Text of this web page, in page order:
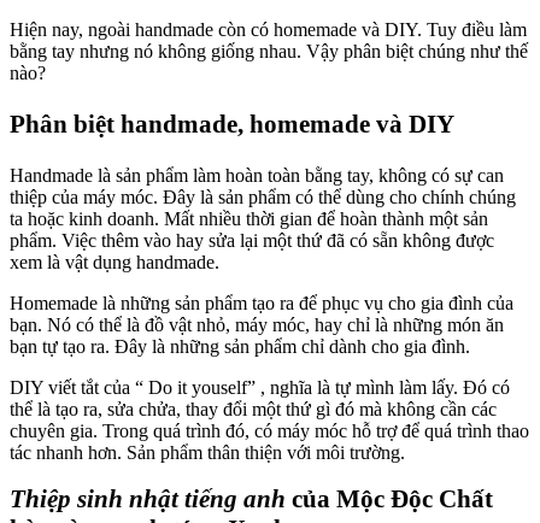
Hiện nay, ngoài handmade còn có homemade và DIY. Tuy điều làm
bằng tay nhưng nó không giống nhau. Vậy phân biệt chúng như thế
nào?
Phân biệt handmade, homemade và DIY
Handmade là sản phẩm làm hoàn toàn bằng tay, không có sự can
thiệp của máy móc. Đây là sản phẩm có thể dùng cho chính chúng
ta hoặc kinh doanh. Mất nhiều thời gian để hoàn thành một sản
phẩm. Việc thêm vào hay sửa lại một thứ đã có sẵn không được
xem là vật dụng handmade.
Homemade là những sản phẩm tạo ra để phục vụ cho gia đình của
bạn. Nó có thể là đồ vật nhỏ, máy móc, hay chỉ là những món ăn
bạn tự tạo ra. Đây là những sản phẩm chỉ dành cho gia đình.
DIY viết tắt của “ Do it youself” , nghĩa là tự mình làm lấy. Đó có
thể là tạo ra, sửa chửa, thay đổi một thứ gì đó mà không cần các
chuyên gia. Trong quá trình đó, có máy móc hỗ trợ để quá trình thao
tác nhanh hơn. Sản phẩm thân thiện với môi trường.
Thiệp sinh nhật tiếng anh của Mộc Độc Chất